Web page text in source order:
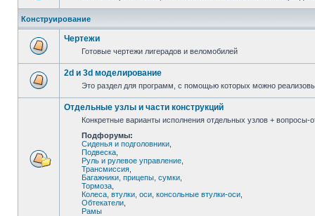
Конструирование
Чертежи
Готовые чертежи лигерадов и веломобилей
2d и 3d моделирование
Это раздел для программ, с помощью которых можно
Отдельные узлы и части конструкций
Конкретные варианты исполнения отдельных узлов + вопросы-
Подфорумы:
Сиденья и подголовники
Подвеска
Руль и рулевое управление
Трансмиссия
Багажники, прицепы, сумки
Тормоза
Колеса, втулки, оси, консольные втулки-оси
Обтекатели
Рамы